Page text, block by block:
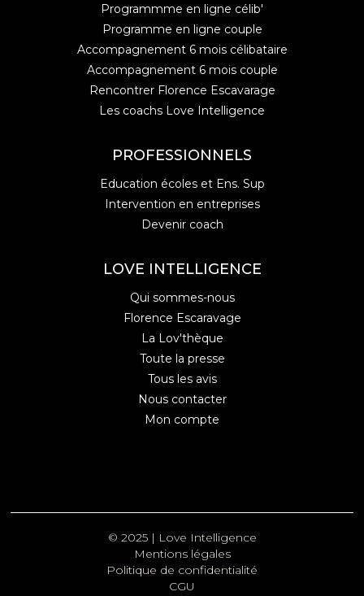
Programmme en ligne célib'
Programme en ligne couple
Accompagnement 6 mois célibataire
Accompagnement 6 mois couple
Rencontrer Florence Escavarage
Les coachs Love Intelligence
PROFESSIONNELS
Education écoles et Ens. Sup
Intervention en entreprises
Devenir coach
LOVE INTELLIGENCE
Qui sommes-nous
Florence Escaravage
La Lov'thèque
Toute la presse
Tous les avis
Nous contacter
Mon compte
© 2025 | Love Intelligence
Mentions légales
Politique de confidentialité
CGU